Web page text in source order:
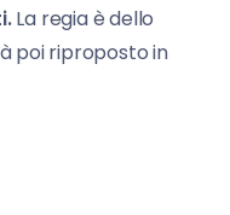
La regia è dello
poi riproposto in